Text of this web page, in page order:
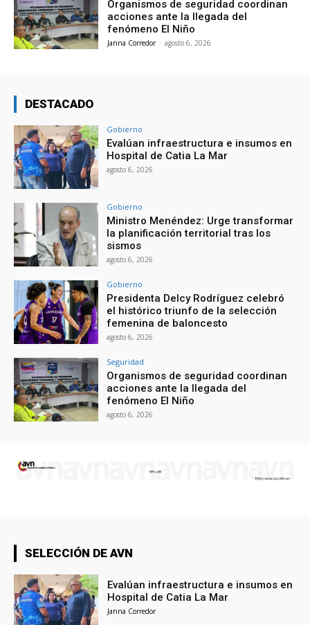
Organismos de seguridad coordinan
acciones ante la llegada del
fenómeno El Niño
Janna Corredor - agosto 6, 2026
DESTACADO
Gobierno
Evalúan infraestructura e insumos en
Hospital de Catia La Mar
agosto 6, 2026
Gobierno
Ministro Menéndez: Urge transformar
la planificación territorial tras los
sismos
agosto 6, 2026
Gobierno
Presidenta Delcy Rodríguez celebró
el histórico triunfo de la selección
femenina de baloncesto
agosto 6, 2026
Seguridad
Organismos de seguridad coordinan
acciones ante la llegada del
fenómeno El Niño
agosto 6, 2026
SELECCIÓN DE AVN
Evalúan infraestructura e insumos en
Hospital de Catia La Mar
Janna Corredor